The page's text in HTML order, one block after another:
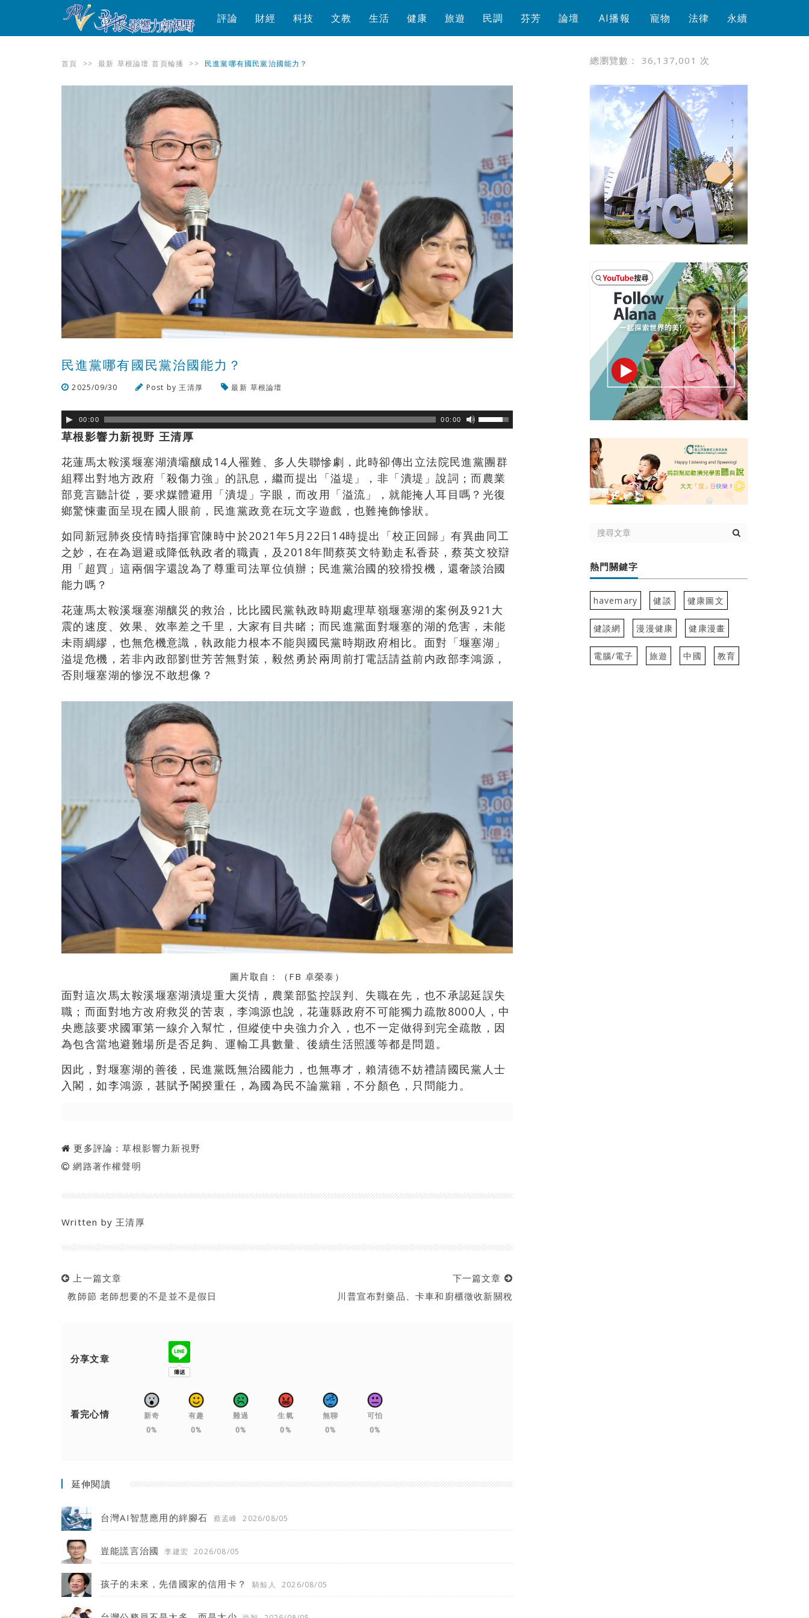
評論 財經 科技 文教 生活 健康 旅遊 民調 芬芳 論壇 AI播報 寵物 法律 永續
首頁 >> 最新 草根論壇 首頁輪播 >> 民進黨哪有國民黨治國能力？
民進黨哪有國民黨治國能力？
2025/09/30 Post by 王清厚 最新 草根論壇
00:00 00:00
草根影響力新視野 王清厚
花蓮馬太鞍溪堰塞湖潰壩釀成14人罹難、多人失聯慘劇，此時卻傳出立法院民進黨團群
組釋出對地方政府「殺傷力強」的訊息，繼而提出「溢堤」，非「潰堤」說詞；而農業
部竟言聽計從，要求媒體避用「潰堤」字眼，而改用「溢流」，就能掩人耳目嗎？光復
鄉驚悚畫面呈現在國人眼前，民進黨政竟在玩文字遊戲，也難掩飾慘狀。
如同新冠肺炎疫情時指揮官陳時中於2021年5月22日14時提出「校正回歸」有異曲同工
之妙，在在為迴避或降低執政者的職責，及2018年間蔡英文特勤走私香菸，蔡英文狡辯
用「超買」這兩個字還說為了尊重司法單位偵辦；民進黨治國的狡猾投機，還奢談治國
能力嗎？
花蓮馬太鞍溪堰塞湖釀災的救治，比比國民黨執政時期處理草嶺堰塞湖的案例及921大
震的速度、效果、效率差之千里，大家有目共睹；而民進黨面對堰塞的湖的危害，未能
未雨綢繆，也無危機意識，執政能力根本不能與國民黨時期政府相比。面對「堰塞湖」
溢堤危機，若非內政部劉世芳苦無對策，毅然勇於兩周前打電話請益前内政部李鴻源，
否則堰塞湖的惨況不敢想像？
圖片取自：（FB 卓榮泰 ）
面對這次馬太鞍溪堰塞湖潰堤重大災情，農業部監控誤判、失職在先，也不承認延誤失
職；而面對地方改府救災的苦衷，李鴻源也說，花蓮縣政府不可能獨力疏散8000人，中
央應該要求國軍第一線介入幫忙，但縱使中央強力介入，也不一定做得到完全疏散，因
為包含當地避難場所是否足夠、運輸工具數量、後續生活照護等都是問題。
因此，對堰塞湖的善後，民進黨既無治國能力，也無專才，賴清德不妨禮請國民黨人士
入閣，如李鴻源，甚賦予閣揆重任，為國為民不論黨籍，不分顏色，只問能力。
更多評論：草根影響力新視野
網路著作權聲明
Written by 王清厚
上一篇文章
教師節 老師想要的不是並不是假日
下一篇文章
川普宣布對藥品、卡車和廚櫃徵收新關稅
分享文章
看完心情
新奇
0%
有趣
0%
難過
0%
生氣
0%
無聊
0%
可怕
0%
延伸閱讀
台灣AI智慧應用的絆腳石 蔡孟峰 2026/08/05
豈能謊言治國 李建宏 2026/08/05
孩子的未來，先借國家的信用卡？ 騎鯨人 2026/08/05
總瀏覽數： 36,137,001 次
熱門關鍵字
havemary 健談 健康圖文
健談網 漫漫健康 健康漫畫
電腦/電子 旅遊 中國 教育